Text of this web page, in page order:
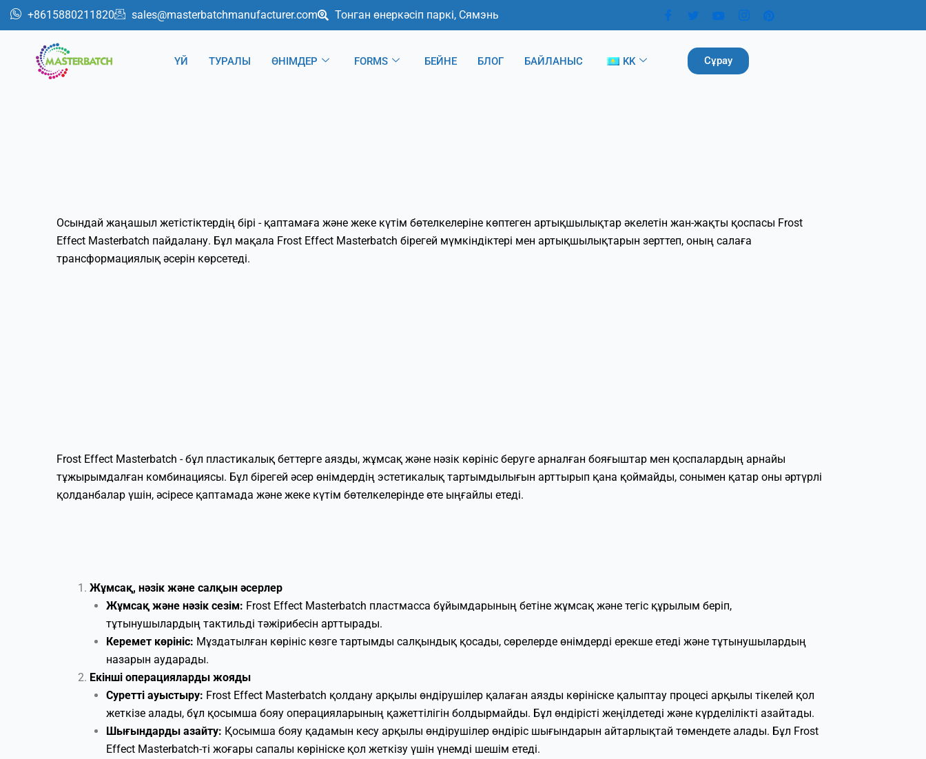
+8615880211820 sales@masterbatchmanufacturer.com Тонган өнеркәсіп паркі, Сямэнь
ҮЙ ТУРАЛЫ ӨНІМДЕР FORMS БЕЙНЕ БЛОГ БАЙЛАНЫС KK Сұрау
Осындай жаңашыл жетістіктердің бірі - қаптамаға және жеке күтім бөтелкелеріне көптеген артықшылықтар әкелетін жан-жақты қоспасы Frost
Effect Masterbatch пайдалану. Бұл мақала Frost Effect Masterbatch бірегей мүмкіндіктері мен артықшылықтарын зерттеп, оның салаға
трансформациялық әсерін көрсетеді.
Frost Effect Masterbatch - бұл пластикалық беттерге аязды, жұмсақ және нәзік көрініс беруге арналған бояғыштар мен қоспалардың арнайы
тұжырымдалған комбинациясы. Бұл бірегей әсер өнімдердің эстетикалық тартымдылығын арттырып қана қоймайды, сонымен қатар оны әртүрлі
қолданбалар үшін, әсіресе қаптамада және жеке күтім бөтелкелерінде өте ыңғайлы етеді.
Жұмсақ, нәзік және салқын әсерлер
Жұмсақ және нәзік сезім: Frost Effect Masterbatch пластмасса бұйымдарының бетіне жұмсақ және тегіс құрылым беріп,
тұтынушылардың тактильді тәжірибесін арттырады.
Керемет көрініс: Мұздатылған көрініс көзге тартымды салқындық қосады, сөрелерде өнімдерді ерекше етеді және тұтынушылардың
назарын аударады.
Екінші операцияларды жояды
Суретті ауыстыру: Frost Effect Masterbatch қолдану арқылы өндірушілер қалаған аязды көрініске қалыптау процесі арқылы тікелей қол
жеткізе алады, бұл қосымша бояу операцияларының қажеттілігін болдырмайды. Бұл өндірісті жеңілдетеді және күрделілікті азайтады.
Шығындарды азайту: Қосымша бояу қадамын кесу арқылы өндірушілер өндіріс шығындарын айтарлықтай төмендете алады. Бұл Frost
Effect Masterbatch-ті жоғары сапалы көрініске қол жеткізу үшін үнемді шешім етеді.